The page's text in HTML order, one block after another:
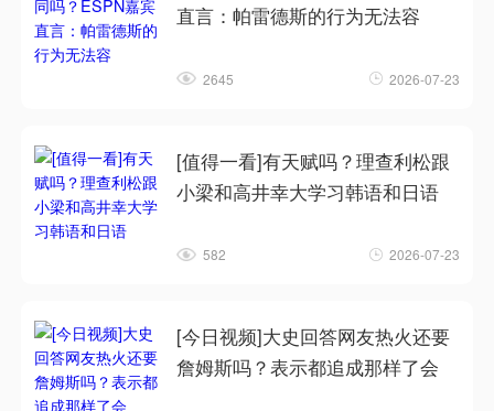
直言：帕雷德斯的行为无法容
2645 2026-07-23
[值得一看]有天赋吗？理查利松跟
小梁和高井幸大学习韩语和日语
582 2026-07-23
[今日视频]大史回答网友热火还要
詹姆斯吗？表示都追成那样了会